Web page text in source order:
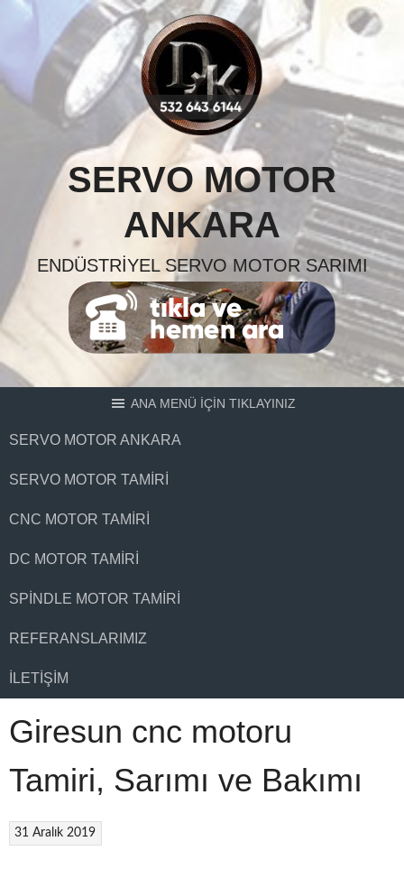
Skip
content
SERVO MOTOR
ANKARA
ENDÜSTRIYEL SERVO MOTOR SARIMI
ANA MENÜ İÇİN TIKLAYINIZ
SERVO MOTOR ANKARA
SERVO MOTOR TAMIRI
CNC MOTOR TAMIRI
DC MOTOR TAMIRI
SPINDLE MOTOR TAMIRI
REFERANSLARIMIZ
İLETIŞIM
Giresun cnc motoru
Tamiri, Sarımı ve Bakımı
31 Aralık 2019